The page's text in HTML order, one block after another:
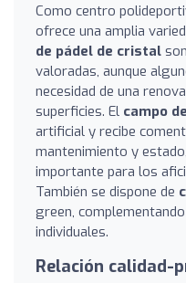
Como centro
ofrece una amplia
de pádel de cristal
valoradas, aunque
necesidad de una
superficies. El campo
artificial y recibe
mantenimiento y
importante para los
También se dispone de
green,
individuales.
Relación calidad-